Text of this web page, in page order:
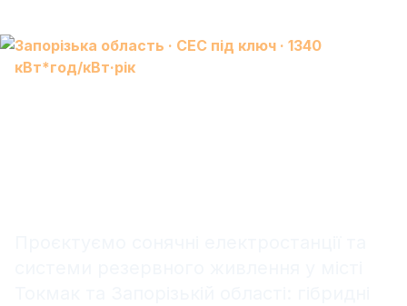
Запорізька область · СЕС під ключ · 1340
кВт*год/кВт·рік